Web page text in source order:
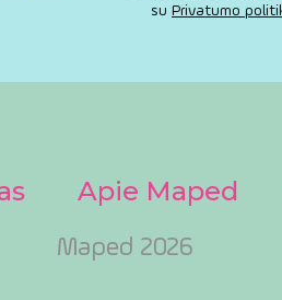
su Privatumo
Apie Maped
Maped 2026